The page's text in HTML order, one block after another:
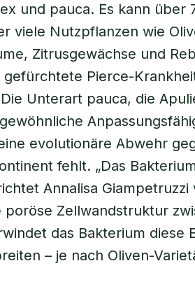
und pauca. Es kann über
viele Nutzpflanzen wie
Zitrusgewächse und
Pierce-
Unterart pauca, die
evolutionäre Abwehr
fehlt. „Das
Annalisa Giampetruzzi
poröse Zellwandstruktur
das Bakterium diese
– je nach Oliven-